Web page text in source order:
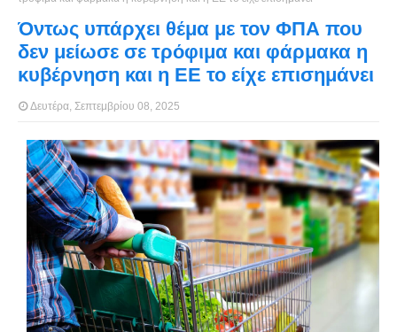
Όντως υπάρχει θέμα με τον ΦΠΑ που
δεν μείωσε σε τρόφιμα και φάρμακα η
κυβέρνηση και η ΕΕ το είχε επισημάνει
Δευτέρα, Σεπτεμβρίου 08, 2025